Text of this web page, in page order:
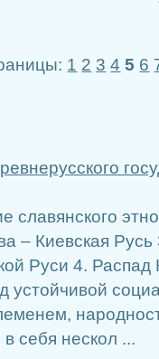
1 2 3 4 5 6
славянского
– Киевская
Руси 4.
устойчивой
себя нескол ...